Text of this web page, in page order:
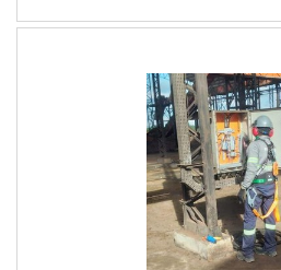
INFORMAÇÕES RELEVANTES
todos ambientes obtenham
atenda de maneira eficiente e
forma simplista, é feita por
elétricas, por meio de
claro que o serviço tem como
controlar e distribuir a energia
layout para o local, de maneira a
equipamentos, maquinários,
industrial.E assim faz com
aproveitamento e maior